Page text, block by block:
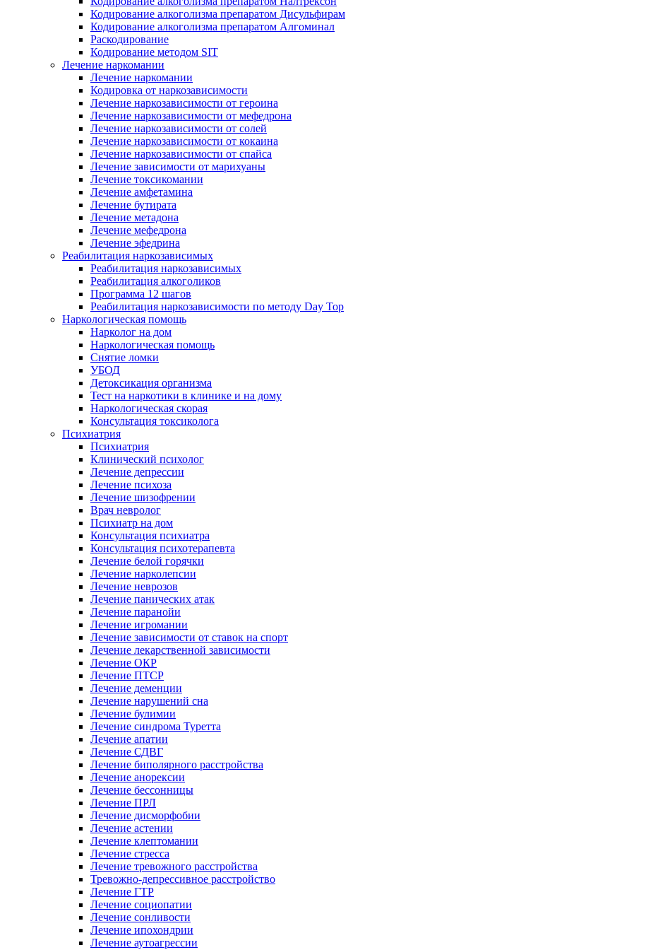
Кодирование алкоголизма препаратом Дисульфирам
Кодирование алкоголизма препаратом Алгоминал
Раскодирование
Кодирование методом SIT
Лечение наркомании
Лечение наркомании
Кодировка от наркозависимости
Лечение наркозависимости от героина
Лечение наркозависимости от мефедрона
Лечение наркозависимости от солей
Лечение наркозависимости от кокаина
Лечение наркозависимости от спайса
Лечение зависимости от марихуаны
Лечение токсикомании
Лечение амфетамина
Лечение бутирата
Лечение метадона
Лечение мефедрона
Лечение эфедрина
Реабилитация наркозависимых
Реабилитация наркозависимых
Реабилитация алкоголиков
Программа 12 шагов
Реабилитация наркозависимости по методу Day Top
Наркологическая помощь
Нарколог на дом
Наркологическая помощь
Снятие ломки
УБОД
Детоксикация организма
Тест на наркотики в клинике и на дому
Наркологическая скорая
Консультация токсиколога
Психиатрия
Психиатрия
Клинический психолог
Лечение депрессии
Лечение психоза
Лечение шизофрении
Врач невролог
Психиатр на дом
Консультация психиатра
Консультация психотерапевта
Лечение белой горячки
Лечение нарколепсии
Лечение неврозов
Лечение панических атак
Лечение паранойи
Лечение игромании
Лечение зависимости от ставок на спорт
Лечение лекарственной зависимости
Лечение ОКР
Лечение ПТСР
Лечение деменции
Лечение нарушений сна
Лечение булимии
Лечение синдрома Туретта
Лечение апатии
Лечение СДВГ
Лечение биполярного расстройства
Лечение анорексии
Лечение бессонницы
Лечение ПРЛ
Лечение дисморфобии
Лечение астении
Лечение клептомании
Лечение стресса
Лечение тревожного расстройства
Тревожно-депрессивное расстройство
Лечение ГТР
Лечение социопатии
Лечение сонливости
Лечение ипохондрии
Лечение аутоагрессии